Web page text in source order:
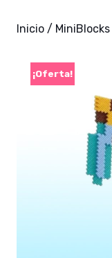
Inicio / MiniBlocks
¡Oferta!